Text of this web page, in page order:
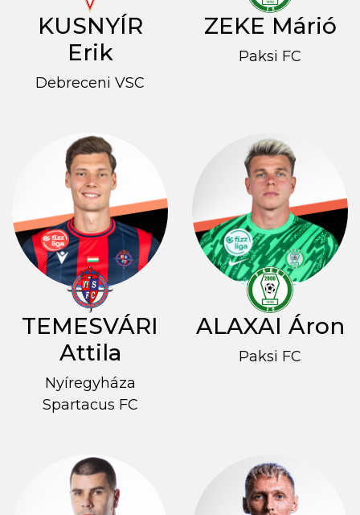
KUSNYÍR
Erik
Debreceni VSC
ZEKE Márió
Paksi FC
TEMESVÁRI
Attila
Nyíregyháza
Spartacus FC
ALAXAI Áron
Paksi FC